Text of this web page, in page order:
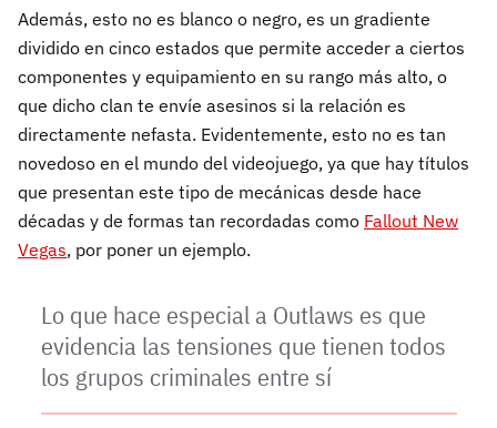
Además, esto no es blanco o negro, es un gradiente
dividido en cinco estados que permite acceder a ciertos
componentes y equipamiento en su rango más alto, o
que dicho clan te envíe asesinos si la relación es
directamente nefasta. Evidentemente, esto no es tan
novedoso en el mundo del videojuego, ya que hay títulos
que presentan este tipo de mecánicas desde hace
décadas y de formas tan recordadas como Fallout New
Vegas, por poner un ejemplo.
Lo que hace especial a Outlaws es que
evidencia las tensiones que tienen todos
los grupos criminales entre sí